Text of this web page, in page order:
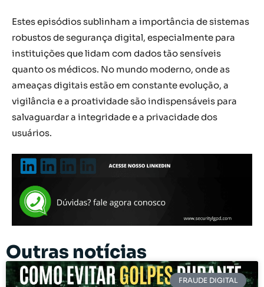
Estes episódios sublinham a importância de sistemas
robustos de segurança digital, especialmente para
instituições que lidam com dados tão sensíveis
quanto os médicos. No mundo moderno, onde as
ameaças digitais estão em constante evolução, a
vigilância e a proatividade são indispensáveis para
salvaguardar a integridade e a privacidade dos
usuários.
Outras notícias
FRAUDE DIGITAL